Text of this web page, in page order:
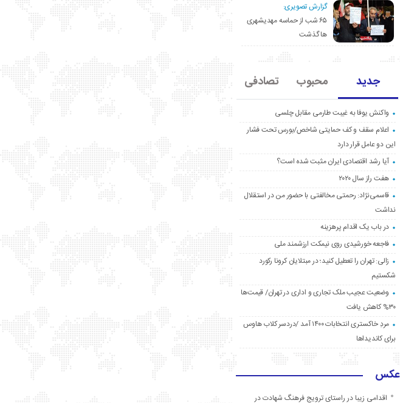
گزارش تصویری:
۶۵ شب از حماسه مهدیشهری
ها گذشت
جدید محبوب تصادفی
واکنش یوفا به غیبت طارمی مقابل چلسی
اعلام سقف و کف حمایتی شاخص/بورس تحت فشار
این دو عامل قرار دارد
آیا رشد اقتصادی ایران مثبت شده است؟
هفت راز سال ۲۰۲۰
قاسمی‌نژاد: رحمتی مخالفتی با حضور من در استقلال
نداشت
در باب یک اقدام پرهزینه
فاجعه خورشیدی روی نیمکت ارزشمند ملی
زالی: تهران را تعطیل کنید؛ در مبتلایان کرونا رکورد
شکستیم
وضعیت عجیب ملک تجاری و اداری در تهران/ قیمت‌ها
۳۰% کاهش یافت
مردِ خاکستری انتخابات ۱۴۰۰ آمد /دردسر کلاب هاوس
برای کاندیداها
عکس
اقدامی زیبا در راستای ترویج فرهنگ شهادت در